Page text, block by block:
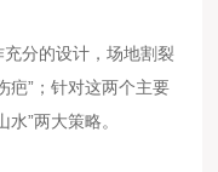
分的设计，场地割裂
疤”；针对这两个主要
”两大策略。